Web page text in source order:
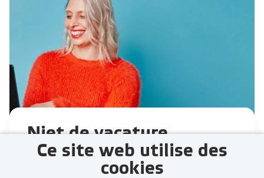
Ce site web utilise des
cookies
Niet de vacature
gevonden die je